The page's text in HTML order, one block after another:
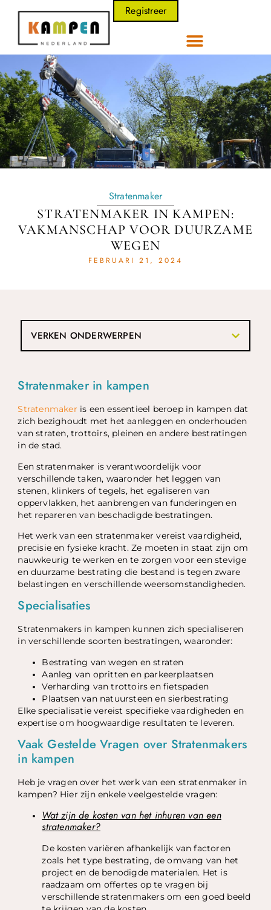
Registreer
Stratenmaker
STRATENMAKER IN KAMPEN:
VAKMANSCHAP VOOR DUURZAME
WEGEN
FEBRUARI 21, 2024
Stratenmaker in kampen
Stratenmaker is een essentieel beroep in kampen dat
zich bezighoudt met het aanleggen en onderhouden
van straten, trottoirs, pleinen en andere bestratingen
in de stad.
Een stratenmaker is verantwoordelijk voor
verschillende taken, waaronder het leggen van
stenen, klinkers of tegels, het egaliseren van
oppervlakken, het aanbrengen van funderingen en
het repareren van beschadigde bestratingen.
Het werk van een stratenmaker vereist vaardigheid,
precisie en fysieke kracht. Ze moeten in staat zijn om
nauwkeurig te werken en te zorgen voor een stevige
en duurzame bestrating die bestand is tegen zware
belastingen en verschillende weersomstandigheden.
Specialisaties
Stratenmakers in kampen kunnen zich specialiseren
in verschillende soorten bestratingen, waaronder:
Bestrating van wegen en straten
Aanleg van opritten en parkeerplaatsen
Verharding van trottoirs en fietspaden
Plaatsen van natuursteen en sierbestrating
Elke specialisatie vereist specifieke vaardigheden en
expertise om hoogwaardige resultaten te leveren.
Vaak Gestelde Vragen over Stratenmakers
in kampen
Heb je vragen over het werk van een stratenmaker in
kampen? Hier zijn enkele veelgestelde vragen:
Wat zijn de kosten van het inhuren van een
stratenmaker?
De kosten variëren afhankelijk van factoren
zoals het type bestrating, de omvang van het
project en de benodigde materialen. Het is
raadzaam om offertes op te vragen bij
verschillende stratenmakers om een ​​goed beeld
VERKEN ONDERWERPEN